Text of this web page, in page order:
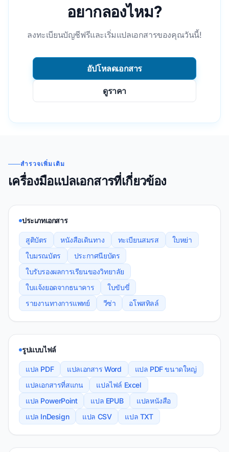
อยากลองไหม?
ลงทะเบียนบัญชีฟรีและเริ่มแปลเอกสารของคุณวันนี้!
อัปโหลดเอกสาร
ดูราคา
สํารวจเพิ่มเติม
เครื่องมือแปลเอกสารที่เกี่ยวข้อง
ประเภทเอกสาร
สูติบัตร หนังสือเดินทาง ทะเบียนสมรส
ใบหย่า
ใบมรณบัตร
ประกาศนียบัตร
ใบรับรองผลการเรียนของวิทยาลัย
ใบแจ้งยอดจากธนาคาร
ใบขับขี่
รายงานทางการแพทย์
วีซ่า อโพสทิลล์
รูปแบบไฟล์
แปล PDF แปลเอกสาร Word
แปล PDF ขนาดใหญ่
แปลเอกสารที่สแกน
แปลไฟล์ Excel
แปล PowerPoint
แปล EPUB
แปลหนังสือ
แปล InDesign
แปล CSV แปล TXT